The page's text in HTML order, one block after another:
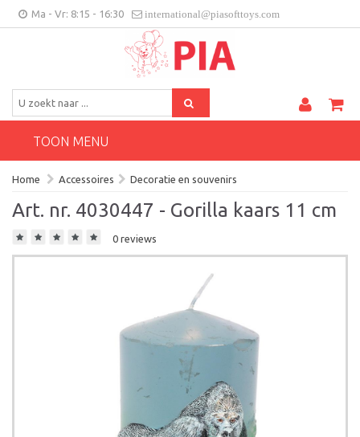
Ma - Vr: 8:15 - 16:30 international@piasofttoys.com
Klantenfeedback
BE/NL
TOON MENU
Home Accessoires Decoratie en souvenirs
Art. nr. 4030447 - Gorilla kaars 11 cm
0 reviews